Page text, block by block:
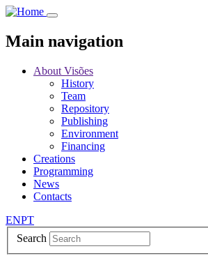
Skip
main
content
Main navigation
About Visões
History
Team
Repository
Publishing
Environment
Financing
Creations
Programming
News
Contacts
ENPT
Search